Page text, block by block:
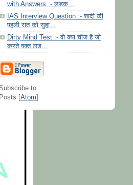
with Answers :- लड़क...
IAS Interview Question :- शादी की
पहली रात को सुहा...
Dirty Mind Test :- वो क्या चीज है जो
करते वक्त लड...
to
Posts [Atom]